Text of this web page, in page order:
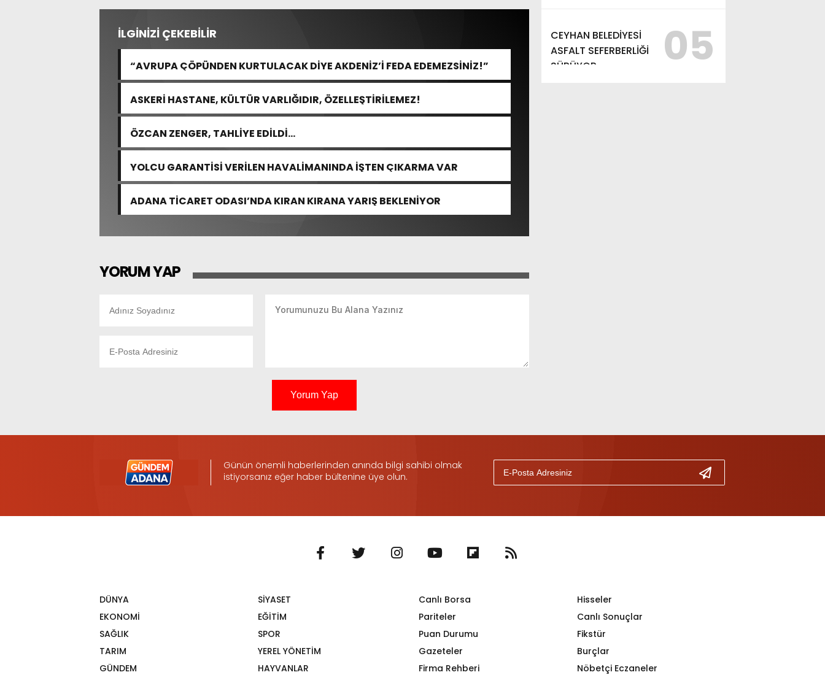
CEYHAN BELEDİYESİ
ASFALT SEFERBERLİĞİ
SÜRÜYOR
05
İLGİNİZİ ÇEKEBİLİR
“AVRUPA ÇÖPÜNDEN KURTULACAK DİYE AKDENİZ’İ FEDA EDEMEZSİNİZ!”
ASKERİ HASTANE, KÜLTÜR VARLIĞIDIR, ÖZELLEŞTİRİLEMEZ!
ÖZCAN ZENGER, TAHLİYE EDİLDİ…
YOLCU GARANTİSİ VERİLEN HAVALİMANINDA İŞTEN ÇIKARMA VAR
ADANA TİCARET ODASI’NDA KIRAN KIRANA YARIŞ BEKLENİYOR
YORUM YAP
Yorum Yap
Günün önemli haberlerinden anında bilgi sahibi olmak
istiyorsanız eğer haber bültenine üye olun.
DÜNYA
SİYASET
EKONOMİ
EĞİTİM
SAĞLIK
SPOR
TARIM
YEREL YÖNETİM
GÜNDEM
HAYVANLAR
Canlı Borsa
Hisseler
Pariteler
Canlı Sonuçlar
Puan Durumu
Fikstür
Gazeteler
Burçlar
Firma Rehberi
Nöbetçi Eczaneler